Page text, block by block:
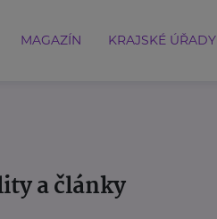
MAGAZÍN KRAJSKÉ ÚŘADY
a články